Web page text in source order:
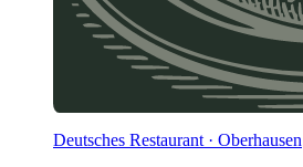
Deutsches Restaurant · Oberhausen